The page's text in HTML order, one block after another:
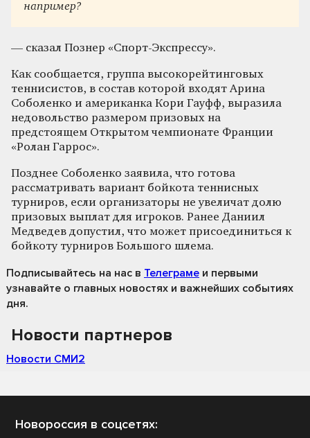
например?
— сказал Познер «Спорт-Экспрессу».
Как сообщается, группа высокорейтинговых
теннисистов, в состав которой входят Арина
Соболенко и американка Кори Гауфф, выразила
недовольство размером призовых на
предстоящем Открытом чемпионате Франции
«Ролан Гаррос».
Позднее Соболенко заявила, что готова
рассматривать вариант бойкота теннисных
турниров, если организаторы не увеличат долю
призовых выплат для игроков. Ранее Даниил
Медведев допустил, что может присоединиться к
бойкоту турниров Большого шлема.
Подписывайтесь на нас в Телеграме и первыми
узнавайте о главных новостях и важнейших событиях
дня.
Новости партнеров
Новости СМИ2
Новороссия в соцсетях: